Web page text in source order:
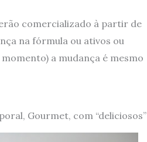
comercializado à partir de
na fórmula ou ativos ou
a mudança é mesmo
Gourmet, com “deliciosos”